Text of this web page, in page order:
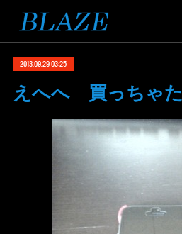
2013.09.29 03:25
えへへ 買っちゃた